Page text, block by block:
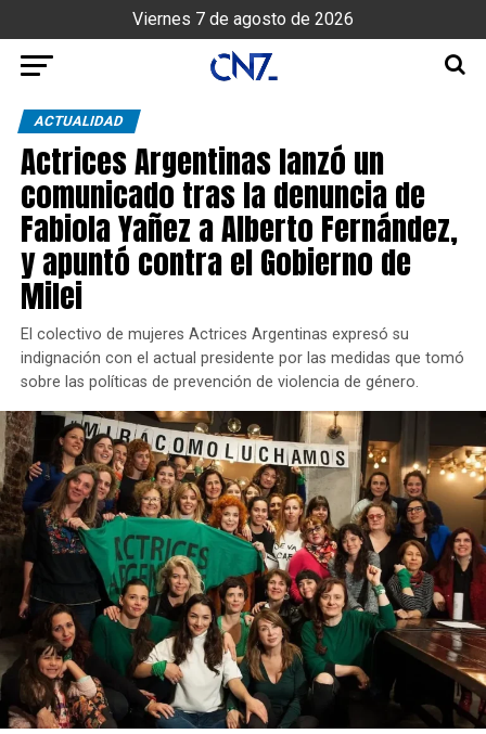
Viernes 7 de agosto de 2026
ACTUALIDAD
Actrices Argentinas lanzó un
comunicado tras la denuncia de
Fabiola Yañez a Alberto Fernández,
y apuntó contra el Gobierno de
Milei
El colectivo de mujeres Actrices Argentinas expresó su
indignación con el actual presidente por las medidas que tomó
sobre las políticas de prevención de violencia de género.